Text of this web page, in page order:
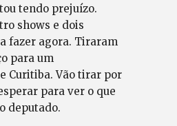
tendo prejuízo.
shows e dois
fazer agora. Tiraram
para um
Curitiba. Vão tirar por
para ver o que
deputado.